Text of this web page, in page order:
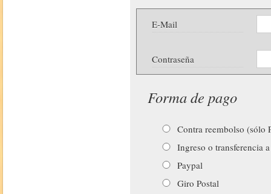
E-Mail
Contraseña
Forma de pago
Contra reembolso (sólo
Ingreso o transferencia
Paypal
Giro Postal